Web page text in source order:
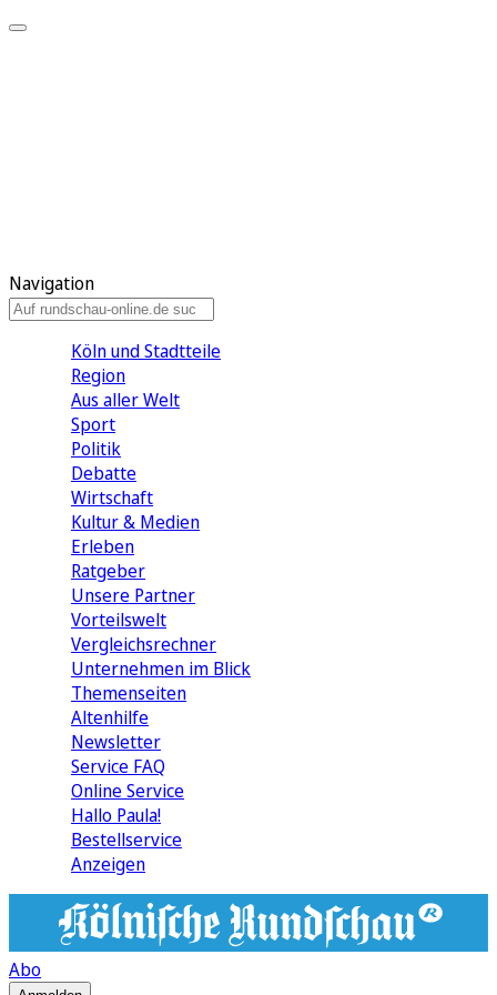
Navigation
Köln und Stadtteile
Region
Aus aller Welt
Sport
Politik
Debatte
Wirtschaft
Kultur & Medien
Erleben
Ratgeber
Unsere Partner
Vorteilswelt
Vergleichsrechner
Unternehmen im Blick
Themenseiten
Altenhilfe
Newsletter
Service FAQ
Online Service
Hallo Paula!
Bestellservice
Anzeigen
Abo